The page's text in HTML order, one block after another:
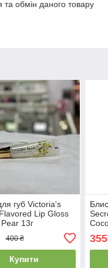
обмін даного товару
губ Victoria's
Lip Gloss
13г
400 ₴
Купити
355